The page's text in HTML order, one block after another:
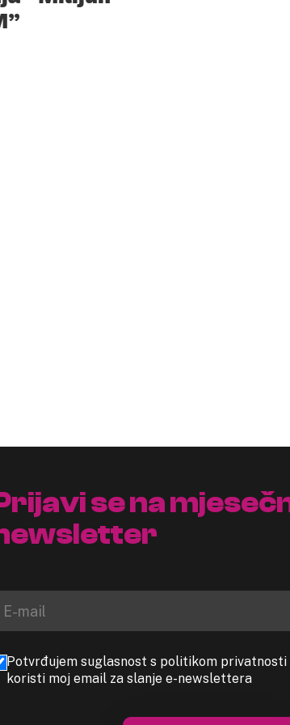
se na
Potvrđujem suglasnost s politikom
koristi moj email za slanje e-newslettera